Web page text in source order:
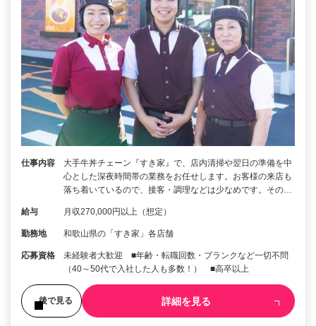
仕事内容
大手牛丼チェーン『すき家』で、店内清掃や翌日の準備を中
心とした深夜時間帯の業務をお任せします。お客様の来店も
落ち着いているので、接客・調理などは少なめです。その…
給与 月収270,000円以上（想定）
勤務地 和歌山県の「すき家」各店舗
応募資格
未経験者大歓迎 ■年齢・転職回数・ブランクなど一切不問
（40～50代で入社した人も多数！） ■高卒以上
後で見る 詳細を見る